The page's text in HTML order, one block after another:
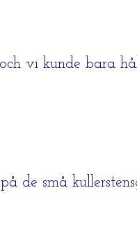
vi kunde bara
de små